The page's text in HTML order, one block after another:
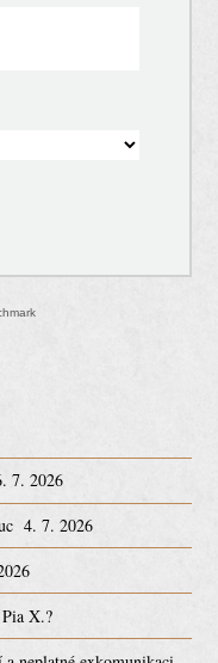
7. 2026
4. 7. 2026
X.?